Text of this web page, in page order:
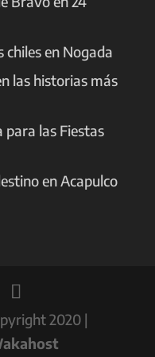
chiles en Nogada
las historias más
para las Fiestas
en Acapulco
2020 |